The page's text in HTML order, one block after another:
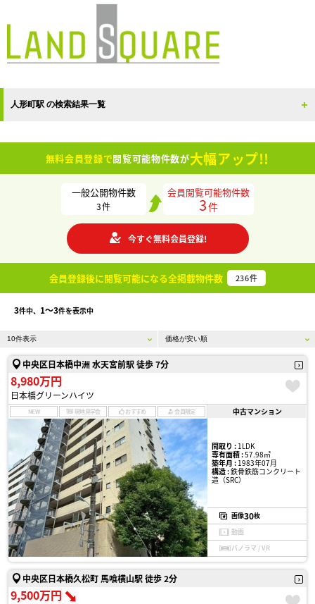
人形町駅 の検索結果一覧
無料会員登録で閲覧可能物件数が大幅アップ!!
一般公開物件数
3件
会員閲覧可能物件数
3件
今すぐ無料会員登録!
会員登録後に閲覧可能になる全掲載物件数 236件
3件中、 1〜3件を表示中
中央区日本橋中洲 水天宮前駅 徒歩 7分
8,980万円
日本橋グリーンハイツ
NEW 現地見学会 おすすめ 会員限定 中古マンション
間取り :1LDK
専有面積 :57.98㎡
築年月 :1983年07月
構造 :鉄骨鉄筋コンクリート
造（SRC）
画像30枚
動画
パノラマ / VR
中央区日本橋久松町 馬喰横山駅 徒歩 2分
9,500万円